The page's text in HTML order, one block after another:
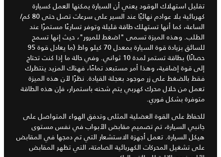
تقليل استهلاك الوقود يعني أن السيارة يمكنها العمل كسيارة
كهربائية بلا عوادم نهائيًا عند السير على سرعات تصل حتى 80 كم/
الساعة، كما أنها تستهلك طاقة قليلة وتوفر تسارعًا مستمرًا عند
الطلب. وهذه الميزة تسمى "اضغط للمرور"، حيث إنها تسمح
للسائق بزيادة قوة السيارة بمعدل 70 كيلو واط (ما يعادل قوة 95
حصانًا) بطاقة تستمر لمدة 10 ثواني. وفي حالة ما إذا كنت تحتاج
إلى قوة إضافية، وهذا أمر مستبعد تمامًا، فهناك المزيد ينتظرك
فقط بالضغط على زر موجود بعجلة القيادة. نظرًا لأن هذه الميزة
تعمل من خلال محرك كهربي يتم شحنه باستمرار، فإن هذه الطاقة
متوفرة بشكل فوري.
للحفاظ على القوة العضلية المثلى وتدفق الهواء المتواصل على
جانبي السيارة، تم تصميم مقابض الأبواب في نفس مستوى
هيكل السيارة. تعمل أجهزة الاستشعار التي تم دمجها في المقابض
على تشغيل المحركات الكهربائية الصامتة، التي تظهر المقابض